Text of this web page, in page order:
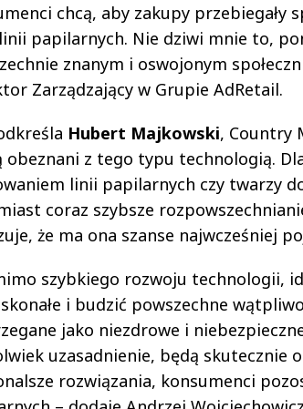
chcą, aby zakupy przebiegały
papilarnych. Nie dziwi mnie to,
znanym i oswojonym
Zarządzający w Grupie AdRetail.
Hubert Majkowski, Country
obeznani z tego typu technologią.
linii papilarnych czy twarzy
coraz szybsze
że ma ona szanse najwcześniej
szybkiego rozwoju technologii,
i budzić powszechne
jako niezdrowe i
uzasadnienie, będą skutecznie
rozwiązania, konsumenci